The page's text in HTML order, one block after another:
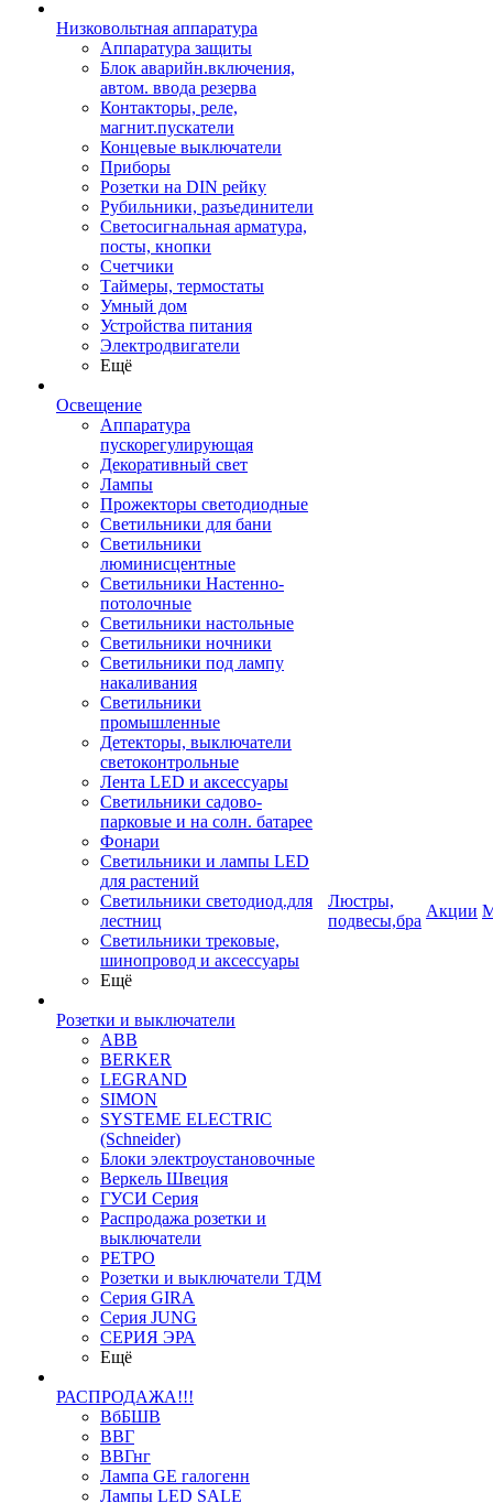
Низковольтная аппаратура
Аппаратура защиты
Блок аварийн.включения,
автом. ввода резерва
Контакторы, реле,
магнит.пускатели
Концевые выключатели
Приборы
Розетки на DIN рейку
Рубильники, разъединители
Светосигнальная арматура,
посты, кнопки
Счетчики
Таймеры, термостаты
Умный дом
Устройства питания
Электродвигатели
Ещё
Освещение
Аппаратура
пускорегулирующая
Декоративный свет
Лампы
Прожекторы светодиодные
Светильники для бани
Светильники
люминисцентные
Светильники Настенно-
потолочные
Светильники настольные
Светильники ночники
Светильники под лампу
накаливания
Светильники
промышленные
Детекторы, выключатели
светоконтрольные
Лента LED и аксессуары
Светильники садово-
парковые и на солн. батарее
Фонари
Светильники и лампы LED
для растений
Светильники светодиод.для
лестниц
Светильники трековые,
шинопровод и аксессуары
Ещё
Розетки и выключатели
ABB
BERKER
LEGRAND
SIMON
SYSTEME ELECTRIC
(Schneider)
Блоки электроустановочные
Веркель Швеция
ГУСИ Серия
Распродажа розетки и
выключатели
РЕТРО
Розетки и выключатели ТДМ
Серия GIRA
Серия JUNG
СЕРИЯ ЭРА
Ещё
РАСПРОДАЖА!!!
ВбБШВ
ВВГ
ВВГнг
Лампа GE галогенн
Лампы LED SALE
Люстры,
подвесы,бра
Акции